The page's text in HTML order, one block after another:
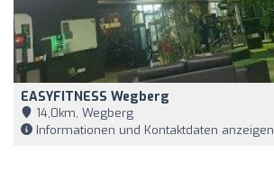
EASYFITNESS Wegberg
14,0km, Wegberg
Informationen und Kontaktdaten anzeigen